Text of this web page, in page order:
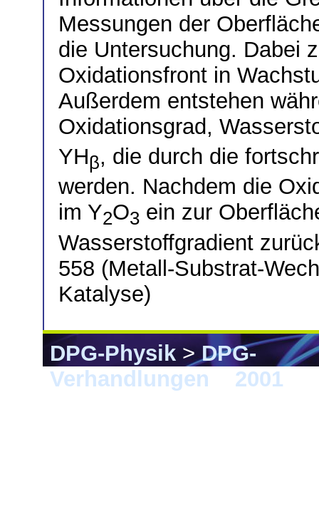
Messungen der
die Untersuchung. Dabei
Oxidationsfront in
Außerdem entstehen
Oxidationsgrad,
YHβ, die durch die
werden. Nachdem die
im Y2O3 ein zur
Wasserstoffgradient
558 (Metall-Substrat-
Katalyse)
DPG-Physik>DPG-
Verhandlungen
2001